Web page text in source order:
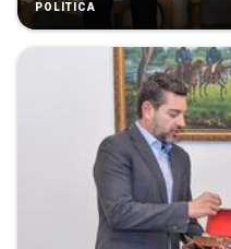
POLÍTICA